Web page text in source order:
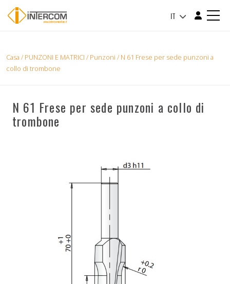
IT
Casa / PUNZONI E MATRICI / Punzoni / N 61 Frese per sede punzoni a
collo di trombone
N 61 Frese per sede punzoni a collo di
trombone